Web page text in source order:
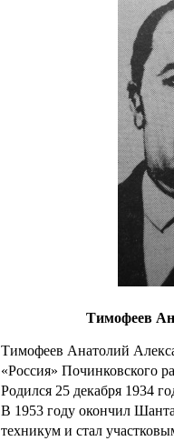
Тимофеев
Тимофеев Анатолий
«Россия» Починковского
Родился 25 декабря 1934
В 1953 году окончил
техникум и стал